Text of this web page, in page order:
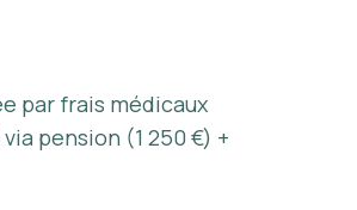
par frais médicaux
pension (1 250 €) +